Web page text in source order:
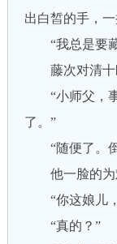
出白皙的手，一
“我总是要藏
藤次对清十
“小师父，事
了。”
“随便了。倒
他一脸的为
“你这娘儿，
“真的？”